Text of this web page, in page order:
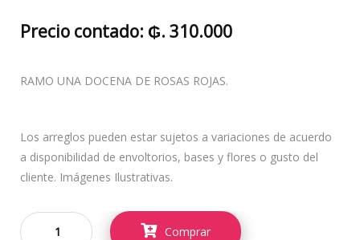
Precio contado: ₲. 310.000
RAMO UNA DOCENA DE ROSAS ROJAS.
Los arreglos pueden estar sujetos a variaciones de acuerdo
a disponibilidad de envoltorios, bases y flores o gusto del
cliente. Imágenes Ilustrativas.
Comprar